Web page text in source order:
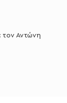
τον Αντώνη